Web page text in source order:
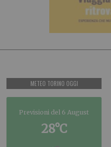
METEO TORINO OGGI
Previsioni del 6 August
28°C